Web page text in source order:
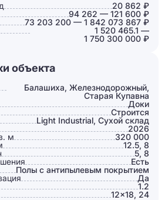
20 862 ₽
94 262 — 121 600 ₽
73 203 200 — 1 842 073 867 ₽
1 520 465.1 —
1 750 300 000 ₽
объекта
Балашиха, Железнодорожный,
Старая Купавна
Доки
Строится
Light Industrial, Сухой склад
2026
м
320 000
12.5, 8
5, 8
Есть
Полы с антипылевым покрытием
Да
1.2
12×18, 24